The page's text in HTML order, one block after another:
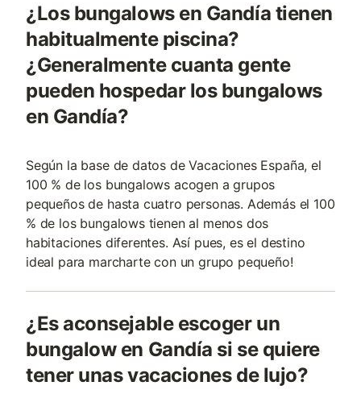
¿Los bungalows en Gandía tienen
habitualmente piscina?
¿Generalmente cuanta gente
pueden hospedar los bungalows
en Gandía?
Según la base de datos de Vacaciones España, el
100 % de los bungalows acogen a grupos
pequeños de hasta cuatro personas. Además el 100
% de los bungalows tienen al menos dos
habitaciones diferentes. Así pues, es el destino
ideal para marcharte con un grupo pequeño!
¿Es aconsejable escoger un
bungalow en Gandía si se quiere
tener unas vacaciones de lujo?